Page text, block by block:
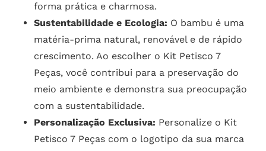
forma prática e charmosa.
Sustentabilidade e Ecologia: O bambu é uma
matéria-prima natural, renovável e de rápido
crescimento. Ao escolher o Kit Petisco 7
Peças, você contribui para a preservação do
meio ambiente e demonstra sua preocupação
com a sustentabilidade.
Personalização Exclusiva: Personalize o Kit
Petisco 7 Peças com o logotipo da sua marca